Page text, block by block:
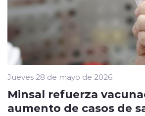
Jueves 28 de mayo de 2026
Minsal refuerza
aumento de casos de